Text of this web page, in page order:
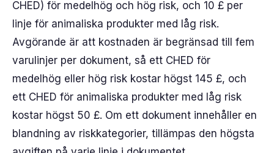
CHED) för medelhög och hög risk, och 10 £ per
linje för animaliska produkter med låg risk.
Avgörande är att kostnaden är begränsad till fem
varulinjer per dokument, så ett CHED för
medelhög eller hög risk kostar högst 145 £, och
ett CHED för animaliska produkter med låg risk
kostar högst 50 £. Om ett dokument innehåller en
blandning av riskkategorier, tillämpas den högsta